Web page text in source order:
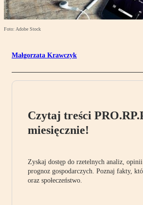
Foto: Adobe Stock
Małgorzata Krawczyk
Czytaj treści
miesięcznie!
Zyskaj dostęp do rzetelnych analiz,
prognoz gospodarczych. Poznaj fakty,
oraz społeczeństwo.